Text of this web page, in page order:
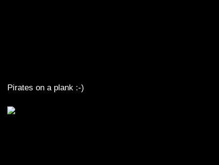
Pirates on a plank :-)